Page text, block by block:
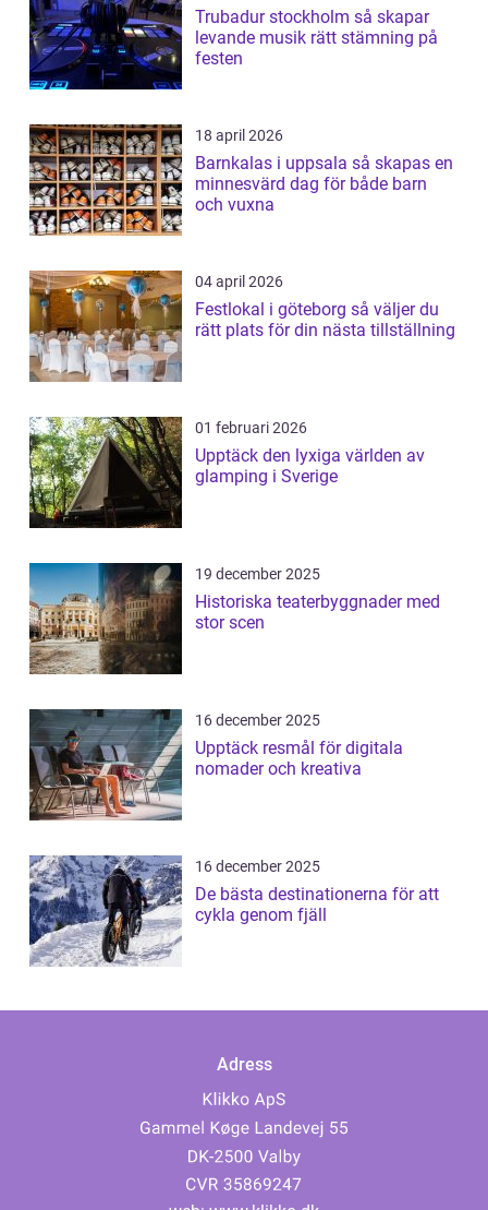
Trubadur stockholm så skapar
levande musik rätt stämning på
festen
18 april 2026
Barnkalas i uppsala så skapas en
minnesvärd dag för både barn
och vuxna
04 april 2026
Festlokal i göteborg så väljer du
rätt plats för din nästa tillställning
01 februari 2026
Upptäck den lyxiga världen av
glamping i Sverige
19 december 2025
Historiska teaterbyggnader med
stor scen
16 december 2025
Upptäck resmål för digitala
nomader och kreativa
16 december 2025
De bästa destinationerna för att
cykla genom fjäll
Adress